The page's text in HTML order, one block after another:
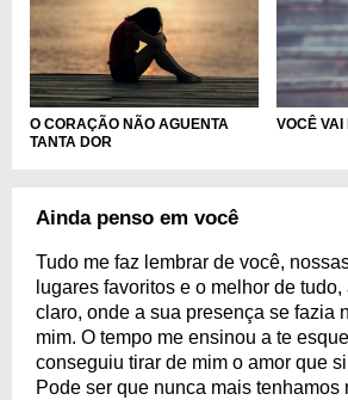
O CORAÇÃO NÃO AGUENTA
TANTA DOR
VOCÊ
Ainda penso em você
Tudo me faz lembrar de você,
lugares favoritos e o melhor de
claro, onde a sua presença se fazia
mim. O tempo me ensinou a te
conseguiu tirar de mim o amor que
Pode ser que nunca mais tenhamos